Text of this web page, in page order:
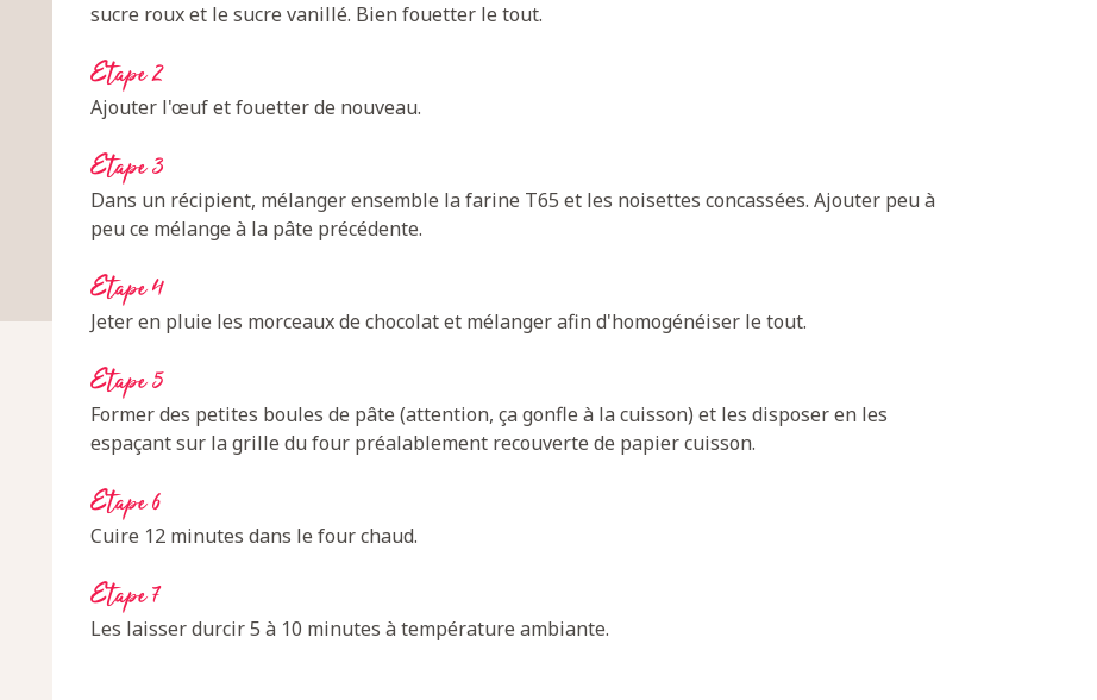
sucre roux et le sucre vanillé. Bien fouetter le tout.
Etape 2
Ajouter l'œuf et fouetter de nouveau.
Etape 3
Dans un récipient, mélanger ensemble la farine T65 et les noisettes concassées. Ajouter peu à
peu ce mélange à la pâte précédente.
Etape 4
Jeter en pluie les morceaux de chocolat et mélanger afin d'homogénéiser le tout.
Etape 5
Former des petites boules de pâte (attention, ça gonfle à la cuisson) et les disposer en les
espaçant sur la grille du four préalablement recouverte de papier cuisson.
Etape 6
Cuire 12 minutes dans le four chaud.
Etape 7
Les laisser durcir 5 à 10 minutes à température ambiante.